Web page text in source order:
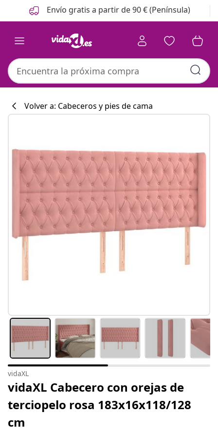
Anterior
Siguiente Envío gratis a partir de 90 € (Península)
#sharemevidaxl
Volver a: Cabeceros y pies de cama
vidaXL
vidaXL Cabecero con orejas de
terciopelo rosa 183x16x118/128
cm